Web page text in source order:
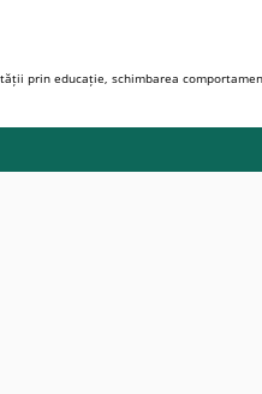
prin educație, schimbarea